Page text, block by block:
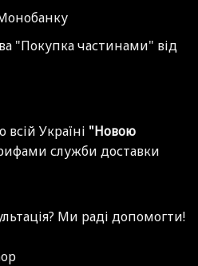
"Покупка частинами" від
Україні "Новою
служби доставки
Ми раді допомогти!